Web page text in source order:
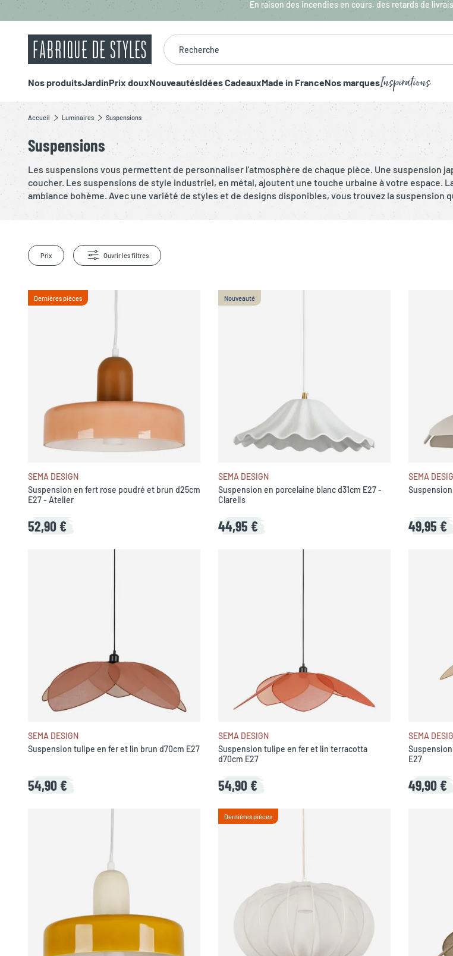
Aller au contenu principal En raison des incendies en cours, des retards de
Recherche
Nos produitsJardinPrix douxNouveautésIdées CadeauxMade in FranceNos marquesInspirations
Accueil Luminaires Suspensions
Suspensions
Les suspensions vous permettent de personnaliser l'atmosphère de chaque pièce. Une suspension
coucher. Les suspensions de style industriel, en métal, ajoutent une touche urbaine à votre espace.
ambiance bohème. Avec une variété de styles et de designs disponibles, vous trouvez la suspension
Prix Ouvrir les filtres
Dernières pièces
SEMA DESIGN
Suspension en fert rose poudré et brun d25cm
E27 - Atelier
52,90 €
Nouveauté
SEMA DESIGN
Suspension en porcelaine blanc d31cm E27 -
Clarelis
44,95 €
SEMA
49,95 €
SEMA DESIGN
Suspension tulipe en fer et lin brun d70cm E27
54,90 €
SEMA DESIGN
Suspension tulipe en fer et lin terracotta
d70cm E27
54,90 €
SEMA
E27
49,90 €
Dernières pièces